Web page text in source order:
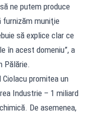
ne putem produce
furnizăm muniţie
să explice clar ce
în acest domeniu”, a
Pălărie.
promitea un
Industrie – 1 miliard
De asemenea,